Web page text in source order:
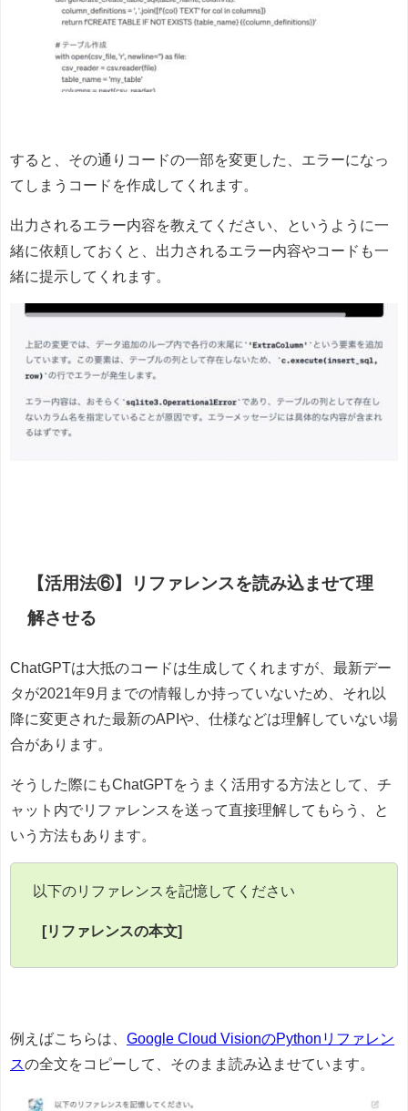
すると、その通りコードの一部を変更した、エラーになっ
てしまうコードを作成してくれます。
出力されるエラー内容を教えてください、というように一
緒に依頼しておくと、出力されるエラー内容やコードも一
緒に提示してくれます。
【活用法⑥】リファレンスを読み込ませて理
解させる
ChatGPTは大抵のコードは生成してくれますが、最新デー
タが2021年9月までの情報しか持っていないため、それ以
降に変更された最新のAPIや、仕様などは理解していない場
合があります。
そうした際にもChatGPTをうまく活用する方法として、チ
ャット内でリファレンスを送って直接理解してもらう、と
いう方法もあります。
以下のリファレンスを記憶してください
[リファレンスの本文]
例えばこちらは、 Google Cloud VisionのPythonリファレン
スの全文をコピーして、そのまま読み込ませています。